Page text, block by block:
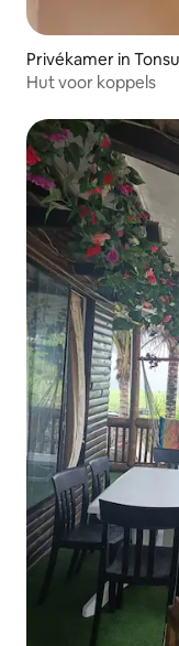
Privékamer in
Hut voor koppels